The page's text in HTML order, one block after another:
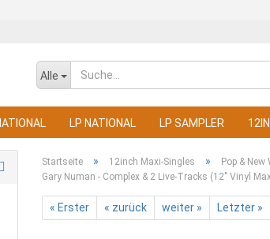
Alle
LP NATIONAL LP SAMPLER
Startseite » 12inch Maxi-Singles » Pop & New
Gary Numan - Complex & 2 Live-Tracks (12" Vinyl
« Erster « zurück weiter » Letzter »